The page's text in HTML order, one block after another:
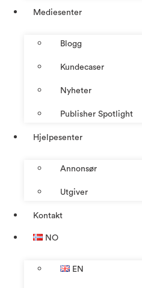
Mediesenter
Blogg
Kundecaser
Nyheter
Publisher Spotlight
Hjelpesenter
Annonsør
Utgiver
Kontakt
NO
EN